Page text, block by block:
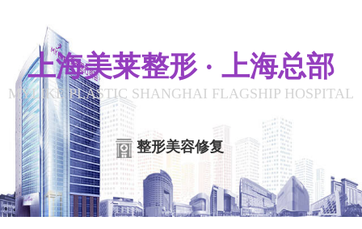
上海美莱整形 · 上海总部
MYLIKE PLASTIC SHANGHAI FLAGSHIP HOSPITAL
整形美容修复